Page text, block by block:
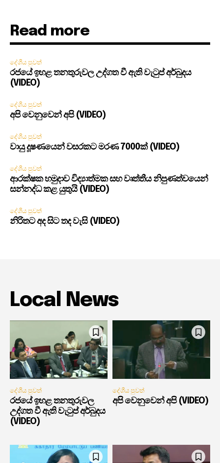
Read more
දේශීය පුවත්
රජයේ ඉහළ තනතුරුවල උද්ගත වී ඇති වැටුප් අර්බුදය
(VIDEO)
දේශීය පුවත්
අපි වෙනුවෙන් අපි (VIDEO)
දේශීය පුවත්
වායු දූෂණයෙන් වසරකට මරණ 7000ක් (VIDEO)
දේශීය පුවත්
ආරක්ෂක හමුදාව විද්‍යාත්මක සහ වෘත්තීය නිපුණත්වයෙන්
සන්නද්ධ කළ යුතුයි (VIDEO)
දේශීය පුවත්
නිරිතට අද සිට තද වැසි (VIDEO)
Local News
දේශීය පුවත්
රජයේ ඉහළ තනතුරුවල
උද්ගත වී ඇති වැටුප් අර්බුදය
(VIDEO)
දේශීය පුවත්
අපි වෙනුවෙන් අපි (VIDEO)